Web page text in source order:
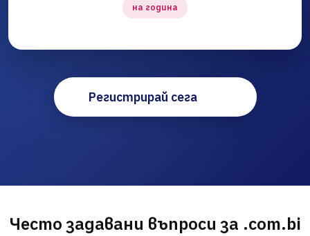
на година
Регистрирай сега
Често задавани въпроси за .com.bi